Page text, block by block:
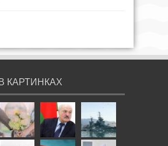
КАРТИНКАХ